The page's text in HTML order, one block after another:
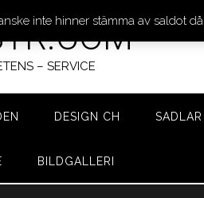
– SERVICE
DESIGN CH SADLAR
BILDGALLERI
inte hinner stämma av saldot